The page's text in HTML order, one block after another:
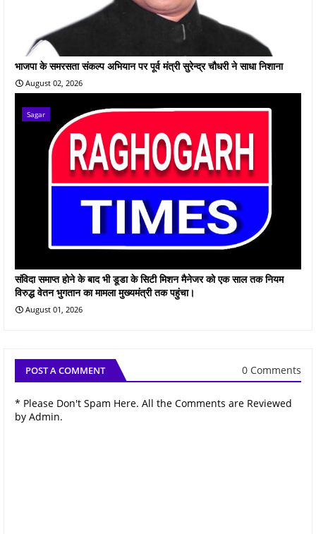
भाजपा के समरसता संकल्प अभियान पर पूर्व मंत्री सुरेन्द्र चौधरी ने साधा निशाना
August 02, 2026
Sagar
संविदा समाप्त होने के बाद भी डूडा के सिटी मिशन मैनेजर को एक साल तक नियम
विरुद्ध वेतन भुगतान का मामला मुख्यमंत्री तक पहुंचा।
August 01, 2026
POST A COMMENT 0 Comments
* Please Don't Spam Here. All the Comments are Reviewed
by Admin.